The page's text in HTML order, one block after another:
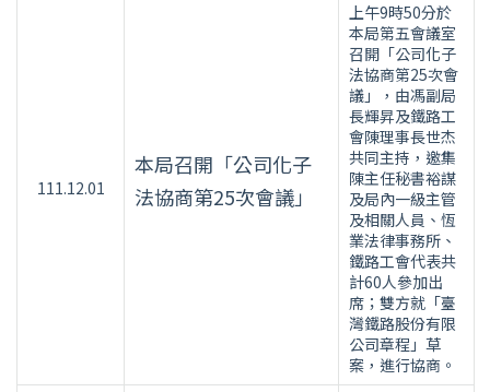
111.12.01
本局召開「公司化子
法協商第25次會議」
上午9時50分於
本局第五會議室
召開「公司化子
法協商第25次會
議」，由馮副局
長輝昇及鐵路工
會陳理事長世杰
共同主持，邀集
陳主任秘書裕謀
及局內一級主管
及相關人員、恆
業法律事務所、
鐵路工會代表共
計60人參加出
席；雙方就「臺
灣鐵路股份有限
公司章程」草
案，進行協商。